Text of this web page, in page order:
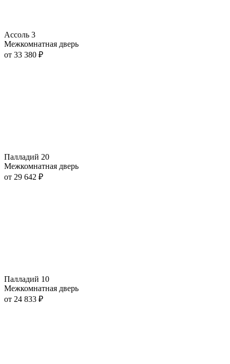
Ассоль 3
Межкомнатная дверь
от 33 380 ₽
Палладий 20
Межкомнатная дверь
от 29 642 ₽
Палладий 10
Межкомнатная дверь
от 24 833 ₽